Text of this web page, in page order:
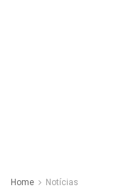
Home Notícias